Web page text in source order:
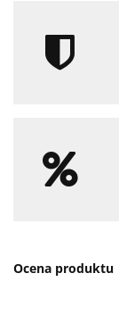
Ocena produktu